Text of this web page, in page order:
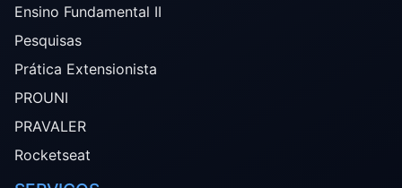
Ensino Fundamental II
Pesquisas
Prática Extensionista
PROUNI
PRAVALER
Rocketseat